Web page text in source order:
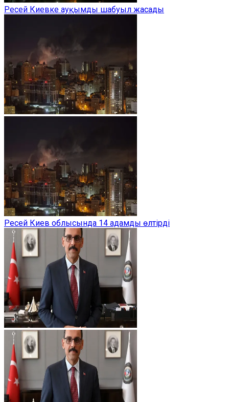
Ресей Киевке ауқымды шабуыл жасады
Ресей Киев облысында 14 адамды өлтірді